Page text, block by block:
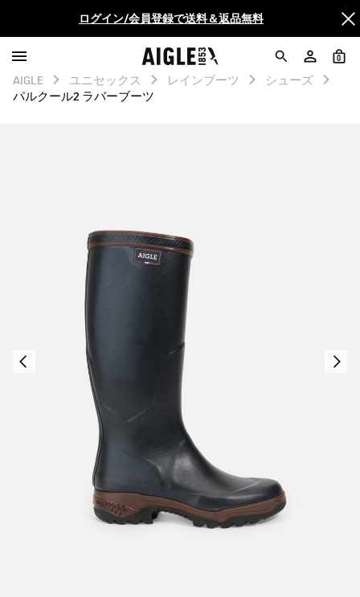
AIGLE CLUB ポイントサービス終了のお知らせ
【最大50%OFF】FINAL SALEがスタート！
ログイン/会員登録で送料＆返品無料
0
AIGLE ユニセックス レインブーツ
シューズ
パルクール2 ラバーブーツ